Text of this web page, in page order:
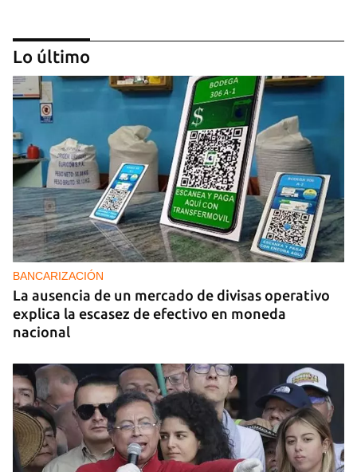
PODCAST
Cafecito informativo del viernes 7 de agosto de
2026
Lo último
BANCARIZACIÓN
La ausencia de un mercado de divisas operativo
explica la escasez de efectivo en moneda
nacional